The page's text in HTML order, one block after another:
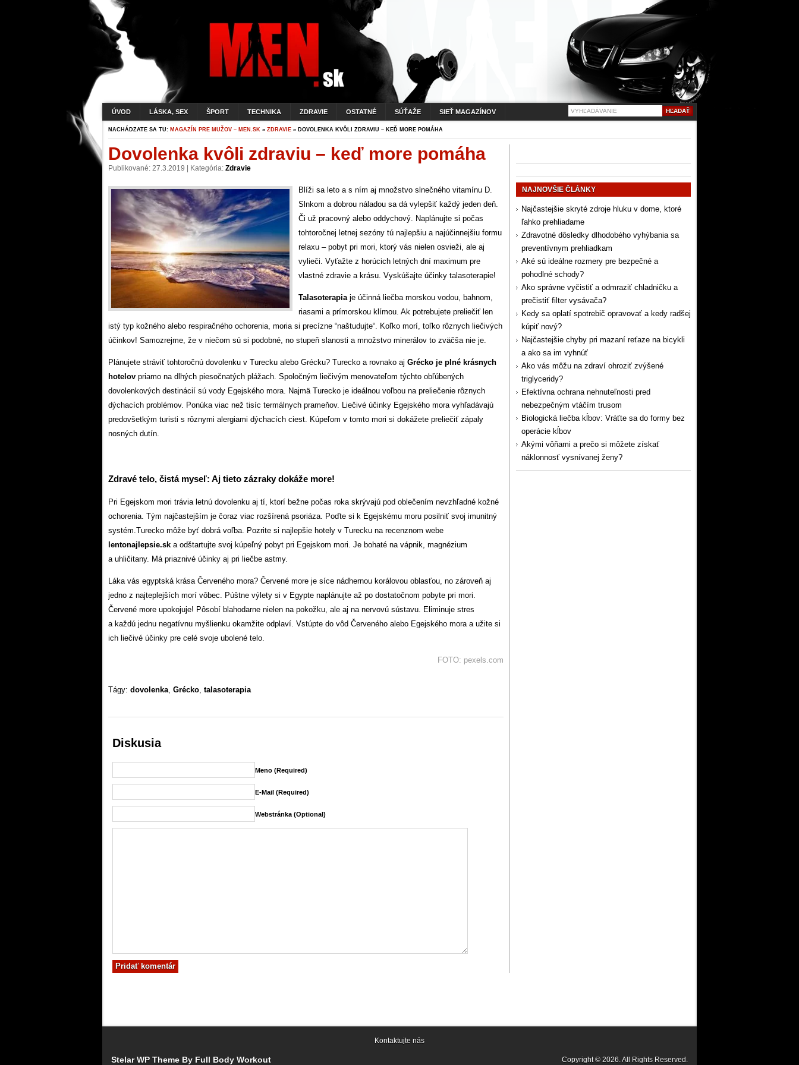
ÚVOD LÁSKA, SEX ŠPORT TECHNIKA ZDRAVIE OSTATNÉ SÚŤAŽE SIEŤ MAGAZÍNOV
NACHÁDZATE SA TU: MAGAZÍN PRE MUŽOV – MEN.SK » ZDRAVIE » DOVOLENKA KVÔLI ZDRAVIU – KEĎ MORE POMÁHA
Dovolenka kvôli zdraviu – keď more pomáha
Publikované: 27.3.2019 | Kategória: Zdravie
Blíži sa leto a s ním aj množstvo slnečného vitamínu D.
Slnkom a dobrou náladou sa dá vylepšiť každý jeden deň.
Či už pracovný alebo oddychový. Naplánujte si počas
tohtoročnej letnej sezóny tú najlepšiu a najúčinnejšiu formu
relaxu – pobyt pri mori, ktorý vás nielen osvieži, ale aj
vylieči. Vyťažte z horúcich letných dní maximum pre
vlastné zdravie a krásu. Vyskúšajte účinky talasoterapie!
Talasoterapiaje účinná liečba morskou vodou, bahnom,
riasami a prímorskou klímou. Ak potrebujete preliečiť len
istý typ kožného alebo respiračného ochorenia, moria si precízne “naštudujte“. Koľko morí, toľko rôznych liečivých
účinkov! Samozrejme, že v niečom sú si podobné, no stupeň slanosti a množstvo minerálov to zväčša nie je.
Plánujete stráviť tohtoročnú dovolenku v Turecku alebo Grécku? Turecko a rovnako aj Grécko je plné krásnych
hotelov priamo na dlhých piesočnatých plážach. Spoločným liečivým menovateľom týchto obľúbených
dovolenkových destinácií sú vody Egejského mora. Najmä Turecko je ideálnou voľbou na preliečenie rôznych
dýchacích problémov. Ponúka viac než tisíc termálnych prameňov. Liečivé účinky Egejského mora vyhľadávajú
predovšetkým turisti s rôznymi alergiami dýchacích ciest. Kúpeľom v tomto mori si dokážete preliečiť zápaly
nosných dutín.
Zdravé telo, čistá myseľ: Aj tieto zázraky dokáže more!
Pri Egejskom mori trávia letnú dovolenku aj tí, ktorí bežne počas roka skrývajú pod oblečením nevzhľadné kožné
ochorenia. Tým najčastejším je čoraz viac rozšírená psoriáza. Poďte si k Egejskému moru posilniť svoj imunitný
systém.Turecko môže byť dobrá voľba. Pozrite si najlepšie hotely v Turecku na recenznom webe
lentonajlepsie.sk a odštartujte svoj kúpeľný pobyt pri Egejskom mori. Je bohaté na vápnik, magnézium
a uhličitany. Má priaznivé účinky aj pri liečbe astmy.
Láka vás egyptská krása Červeného mora? Červené more je síce nádhernou korálovou oblasťou, no zároveň aj
jedno z najteplejších morí vôbec. Púštne výlety si v Egypte naplánujte až po dostatočnom pobyte pri mori.
Červené more upokojuje! Pôsobí blahodarne nielen na pokožku, ale aj na nervovú sústavu. Eliminuje stres
a každú jednu negatívnu myšlienku okamžite odplaví. Vstúpte do vôd Červeného alebo Egejského mora a užite si
ich liečivé účinky pre celé svoje ubolené telo.
FOTO: pexels.com
Tágy: dovolenka, Grécko, talasoterapia
Diskusia
Meno (required)
E-Mail (required)
Webstránka (Optional)
NAJNOVŠIE ČLÁNKY
Najčastejšie skryté zdroje hluku v dome, ktoré
ľahko prehliadame
Zdravotné dôsledky dlhodobého vyhýbania sa
preventívnym prehliadkam
Aké sú ideálne rozmery pre bezpečné a
pohodlné schody?
Ako správne vyčistiť a odmraziť chladničku a
prečistiť filter vysávača?
Kedy sa oplatí spotrebič opravovať a kedy radšej
kúpiť nový?
Najčastejšie chyby pri mazaní reťaze na bicykli
a ako sa im vyhnúť
Ako vás môžu na zdraví ohroziť zvýšené
triglyceridy?
Efektívna ochrana nehnuteľnosti pred
nebezpečným vtáčím trusom
Biologická liečba kĺbov: Vráťte sa do formy bez
operácie kĺbov
Akými vôňami a prečo si môžete získať
náklonnosť vysnívanej ženy?
Kontaktujte nás
Stelar WP Theme By Full Body Workout Copyright © 2026. All Rights Reserved.